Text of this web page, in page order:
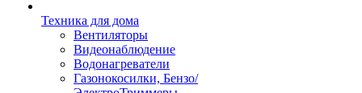
Техника для дома
Вентиляторы
Видеонаблюдение
Водонагреватели
Газонокосилки, Бензо/